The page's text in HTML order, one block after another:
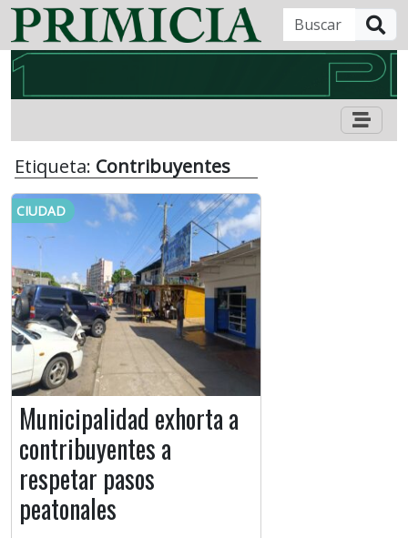
Etiqueta: Contribuyentes
CIUDAD
Municipalidad exhorta a
contribuyentes a
respetar pasos
peatonales